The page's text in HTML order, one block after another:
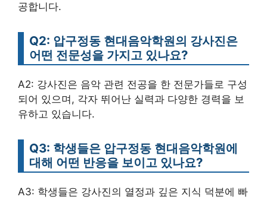
공합니다.
Q2: 압구정동 현대음악학원의 강사진은
어떤 전문성을 가지고 있나요?
A2: 강사진은 음악 관련 전공을 한 전문가들로 구성
되어 있으며, 각자 뛰어난 실력과 다양한 경력을 보
유하고 있습니다.
Q3: 학생들은 압구정동 현대음악학원에
대해 어떤 반응을 보이고 있나요?
A3: 학생들은 강사진의 열정과 깊은 지식 덕분에 빠